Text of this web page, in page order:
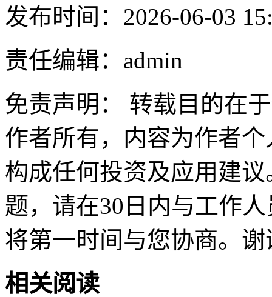
发布时间：2026-06-03
责任编辑：admin
免责声明： 转载目的在
作者所有，内容为作者
构成任何投资及应用建
题，请在30日内与工作
将第一时间与您协商。
相关阅读